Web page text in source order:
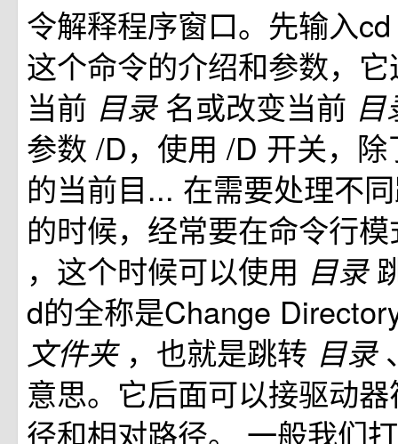
令解释程序窗口。先输入
这个命令的介绍和参数，
当前 目录名或改变当前
参数 /D，使用 /D 开关，
的当前目... 在需要处理不
的时候，经常要在命令行
，这个时候可以使用 目录
d的全称是Change
文件夹 ，也就是跳转 目录
意思。它后面可以接驱动
径和相对路径。 一般我们